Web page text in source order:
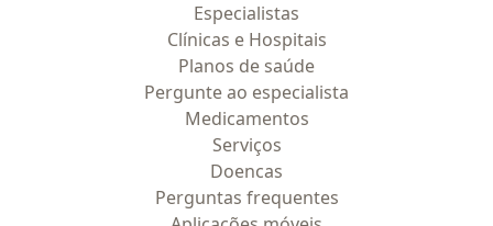
Especialistas
Clínicas e Hospitais
Planos de saúde
Pergunte ao especialista
Medicamentos
Serviços
Doencas
Perguntas frequentes